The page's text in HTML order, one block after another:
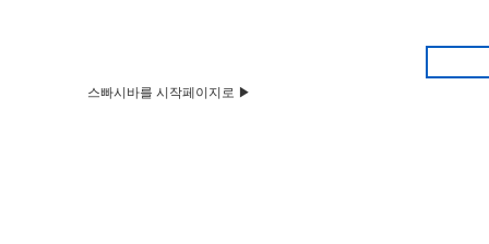
스빠시바를 시작페이지로 ▶